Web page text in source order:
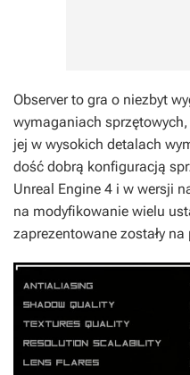
Observerto gra o niezbyt
wymaganiach
jej w wysokich detalach
dość dobrą konfiguracją
Unreal Engine 4 i w wersji
na modyfikowanie wielu
zaprezentowane zostały